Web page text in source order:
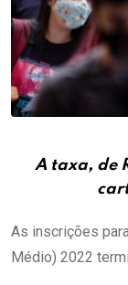
A taxa, de
As inscrições
Médio) 2022